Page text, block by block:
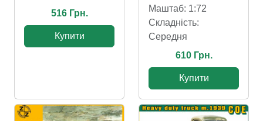
516 Грн.
Купити
Маштаб: 1:72
Складність:
Cередня
610 Грн.
Купити